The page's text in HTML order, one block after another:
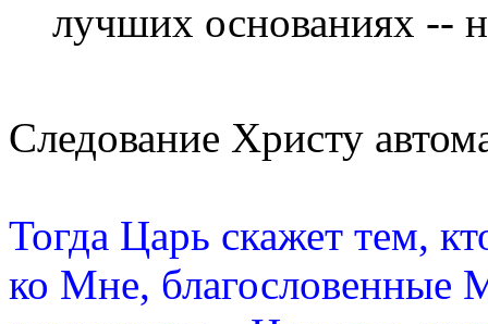
лучших основаниях --
Следование Христу
Тогда Царь скажет тем,
ко Мне, благословенные